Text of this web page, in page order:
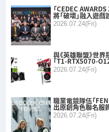
「CEDEC
將「破壞」融入遊
2026.07.24(Fri)
與《英雄聯盟》世
「T1-RTX5070-
2026.07.24(Fri)
職業電競隊伍「
出原創角色聯名服
2026.07.24(Fri)